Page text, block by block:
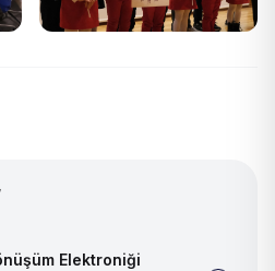
Elektroniği